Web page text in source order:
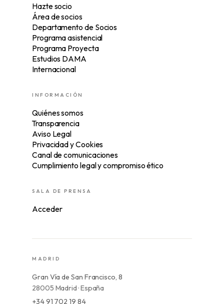
Hazte socio
Área de socios
Departamento de Socios
Programa asistencial
Programa Proyecta
Estudios DAMA
Internacional
INFORMACIÓN
Quiénes somos
Transparencia
Aviso Legal
Privacidad y Cookies
Canal de comunicaciones
Cumplimiento legal y compromiso ético
SALA DE PRENSA
Acceder
MADRID
Gran Vía de San Francisco, 8
28005 Madrid · España
+34 91 702 19 84